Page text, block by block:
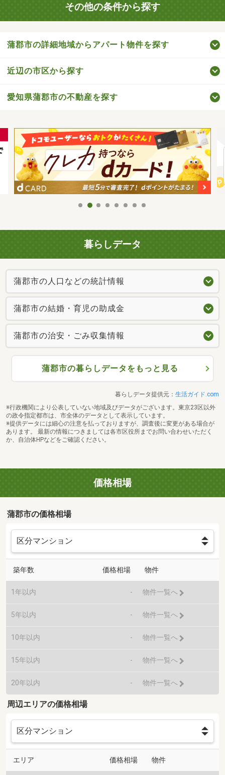
その他の条件から探す
蒲郡市の詳細地域からアパート物件を探す
近辺の市区から探す
愛知県蒲郡市の不動産を探す
暮らしデータ
蒲郡市の人口などの統計情報
蒲郡市の結婚・育児の助成金
蒲郡市の治安・ごみ収集情報
蒲郡市の暮らしデータをもっと見る
暮らしデータ提供元： 生活ガイド.com
※行政機関により公表していない地域及びデータがございます。東京23区以外
の政令指定都市は、市全体のデータとして表示しています。
※提供データには細心の注意を払っておりますが、調査後に変更がある場合が
あります。 最新の情報につきましては各市区役所までお問い合わせいただく
か、自治体HPなどをご確認ください。
価格相場
蒲郡市の価格相場
築年数 価格相場 物件
1年以内 - 物件一覧へ
5年以内 - 物件一覧へ
10年以内 - 物件一覧へ
15年以内 - 物件一覧へ
20年以内 - 物件一覧へ
周辺エリアの価格相場
エリア 価格相場 物件